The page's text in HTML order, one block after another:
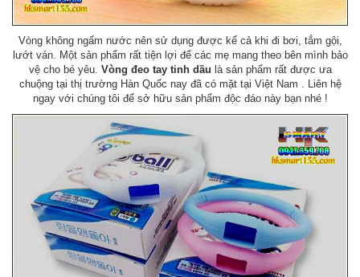
Vòng không ngấm nước nên sử dụng được kể cả khi đi bơi, tắm gội,
lướt ván. Một sản phẩm rất tiện lợi để các mẹ mang theo bên mình bảo
vệ cho bé yêu. Vòng đeo tay tinh dầu là sản phẩm rất được ưa
chuộng tại thị trường Hàn Quốc nay đã có mặt tại Việt Nam . Liên hệ
ngay với chúng tôi để sở hữu sản phẩm độc đáo này bạn nhé !